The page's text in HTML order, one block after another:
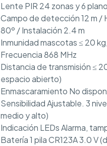
Lente PIR 24 zonas y 6
Campo de detección 12 m /
80º / Instalación 2.4 m
Inmunidad mascotas ≤ 20
Frecuencia 868 MHz
Distancia de transmisión ≤
espacio abierto)
Enmascaramiento No
Sensibilidad Ajustable. 3
medio y alto)
Indicación LEDs Alarma,
Batería 1 pila CR123A 3.0 V